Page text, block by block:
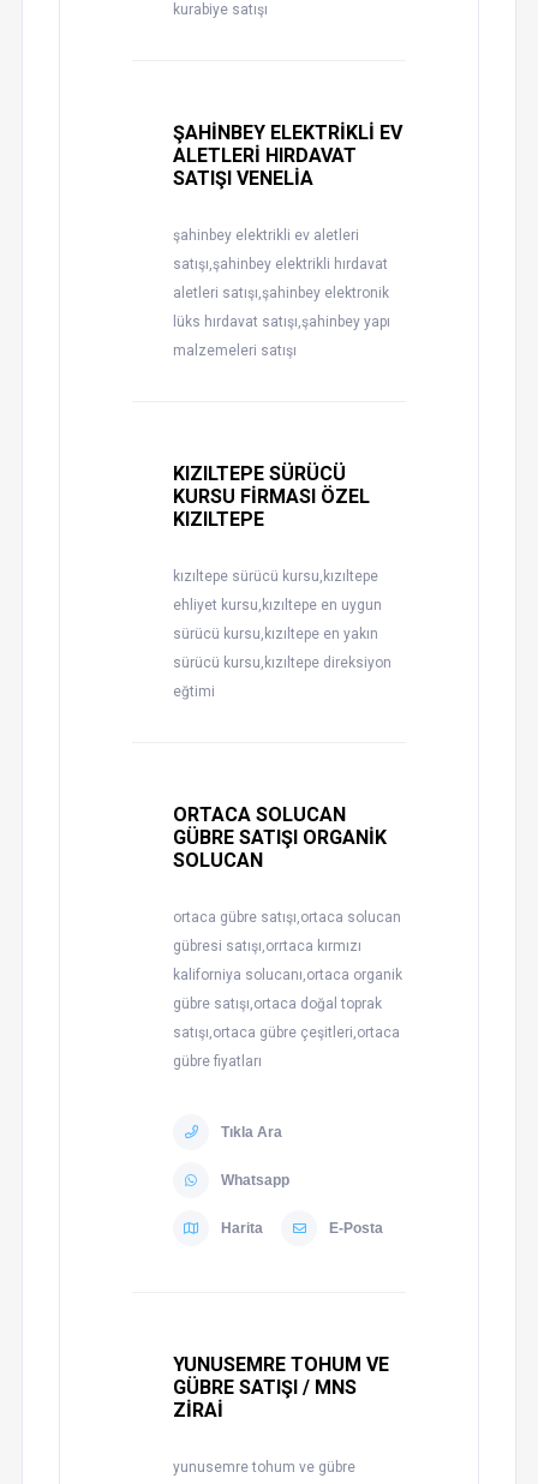
kurabiye satışı
ŞAHİNBEY ELEKTRİKLİ EV
ALETLERİ HIRDAVAT
SATIŞI VENELİA
şahinbey elektrikli ev aletleri
satışı,şahinbey elektrikli hırdavat
aletleri satışı,şahinbey elektronik
lüks hırdavat satışı,şahinbey yapı
malzemeleri satışı
KIZILTEPE SÜRÜCÜ
KURSU FİRMASI ÖZEL
KIZILTEPE
kızıltepe sürücü kursu,kızıltepe
ehliyet kursu,kızıltepe en uygun
sürücü kursu,kızıltepe en yakın
sürücü kursu,kızıltepe direksiyon
eğtimi
ORTACA SOLUCAN
GÜBRE SATIŞI ORGANİK
SOLUCAN
ortaca gübre satışı,ortaca solucan
gübresi satışı,orrtaca kırmızı
kaliforniya solucanı,ortaca organik
gübre satışı,ortaca doğal toprak
satışı,ortaca gübre çeşitleri,ortaca
gübre fiyatları
Tıkla Ara
Whatsapp
Harita E-Posta
YUNUSEMRE TOHUM VE
GÜBRE SATIŞI / MNS
ZİRAİ
yunusemre tohum ve gübre